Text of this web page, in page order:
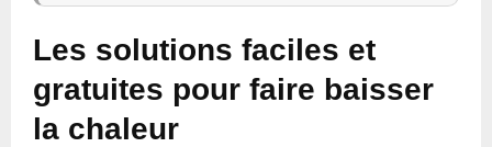
Les solutions faciles et
gratuites pour faire baisser
la chaleur